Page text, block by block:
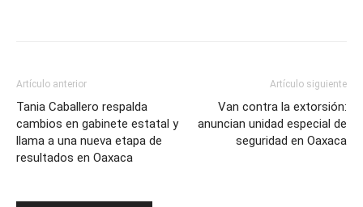
Artículo anterior
Tania Caballero respalda
cambios en gabinete estatal y
llama a una nueva etapa de
resultados en Oaxaca
Artículo siguiente
Van contra la extorsión:
anuncian unidad especial de
seguridad en Oaxaca